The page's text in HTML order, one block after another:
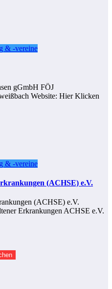
& -vereine
gGmbH FÖJ
Website: Hier Klicken
& -vereine
(ACHSE) e.V.
(ACHSE) e.V.
Erkrankungen ACHSE e.V.